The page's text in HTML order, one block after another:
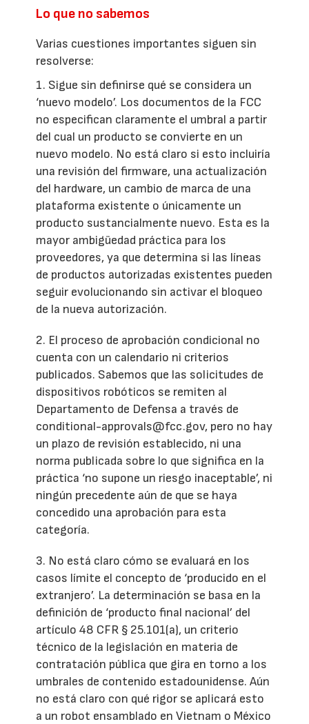
Lo que no sabemos
Varias cuestiones importantes siguen sin
resolverse:
1. Sigue sin definirse qué se considera un
‘nuevo modelo’. Los documentos de la FCC
no especifican claramente el umbral a partir
del cual un producto se convierte en un
nuevo modelo. No está claro si esto incluiría
una revisión del firmware, una actualización
del hardware, un cambio de marca de una
plataforma existente o únicamente un
producto sustancialmente nuevo. Esta es la
mayor ambigüedad práctica para los
proveedores, ya que determina si las líneas
de productos autorizadas existentes pueden
seguir evolucionando sin activar el bloqueo
de la nueva autorización.
2. El proceso de aprobación condicional no
cuenta con un calendario ni criterios
publicados. Sabemos que las solicitudes de
dispositivos robóticos se remiten al
Departamento de Defensa a través de
conditional-approvals@fcc.gov, pero no hay
un plazo de revisión establecido, ni una
norma publicada sobre lo que significa en la
práctica ‘no supone un riesgo inaceptable’, ni
ningún precedente aún de que se haya
concedido una aprobación para esta
categoría.
3. No está claro cómo se evaluará en los
casos límite el concepto de ‘producido en el
extranjero’. La determinación se basa en la
definición de ‘producto final nacional’ del
artículo 48 CFR § 25.101(a), un criterio
técnico de la legislación en materia de
contratación pública que gira en torno a los
umbrales de contenido estadounidense. Aún
no está claro con qué rigor se aplicará esto
a un robot ensamblado en Vietnam o México